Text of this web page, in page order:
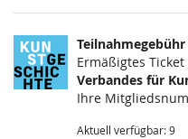
Ermäßigtes
Ver­ban­des für
Ihre
Aktuell verfügbar: 9